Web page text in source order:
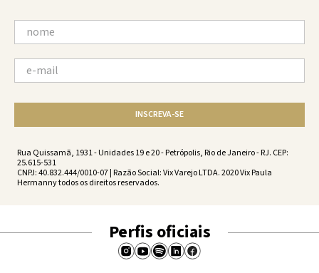
INSCREVA-SE
Rua Quissamã, 1931 - Unidades 19 e 20 - Petrópolis, Rio de Janeiro - RJ. CEP:
25.615-531
CNPJ: 40.832.444/0010-07 | Razão Social: Vix Varejo LTDA. 2020 Vix Paula
Hermanny todos os direitos reservados.
Perfis oficiais